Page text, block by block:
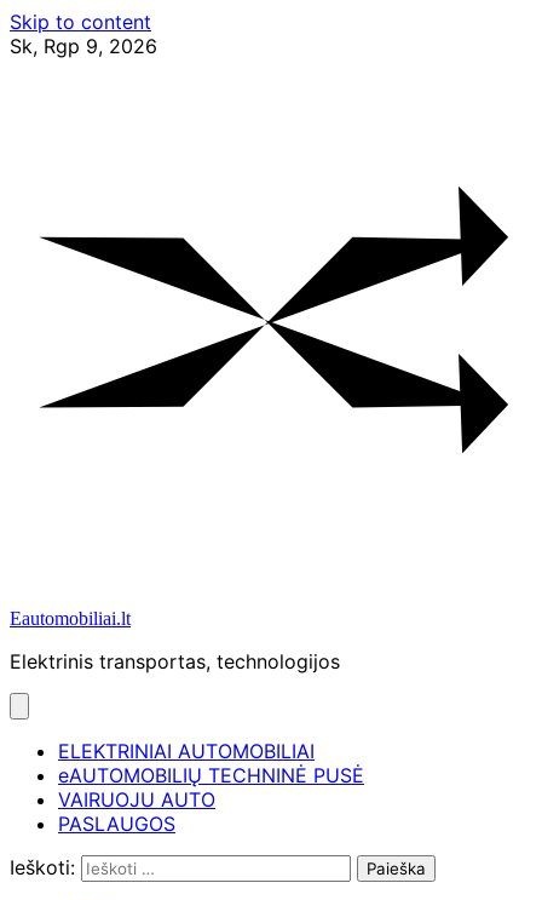
Skip to content
Sk, Rgp 9, 2026
Eautomobiliai.lt
Elektrinis transportas, technologijos
ELEKTRINIAI AUTOMOBILIAI
eAUTOMOBILIŲ TECHNINĖ PUSĖ
VAIRUOJU AUTO
PASLAUGOS
Ieškoti: